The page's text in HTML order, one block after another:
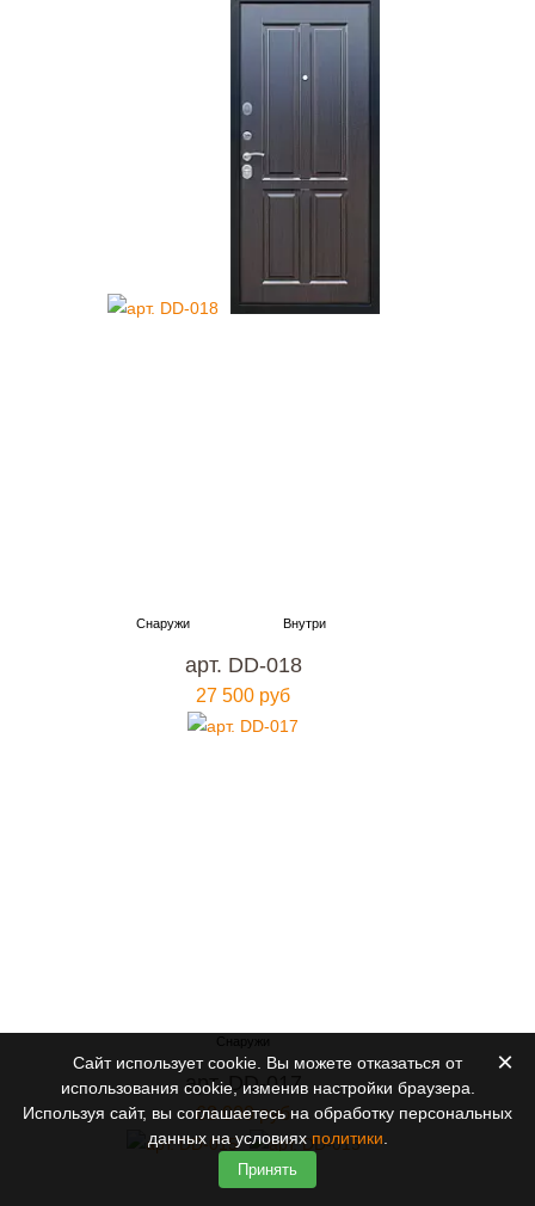
арт. DD-018
27 500 руб
арт. DD-017
68 000 руб
Сайт использует cookie. Вы можете отказаться от
использования cookie, изменив настройки браузера.
Используя сайт, вы соглашаетесь на обработку персональных
данных на условияхполитики
Принять
×